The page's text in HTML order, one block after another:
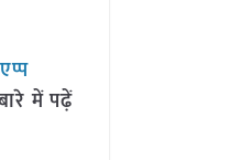
में पढ़ें